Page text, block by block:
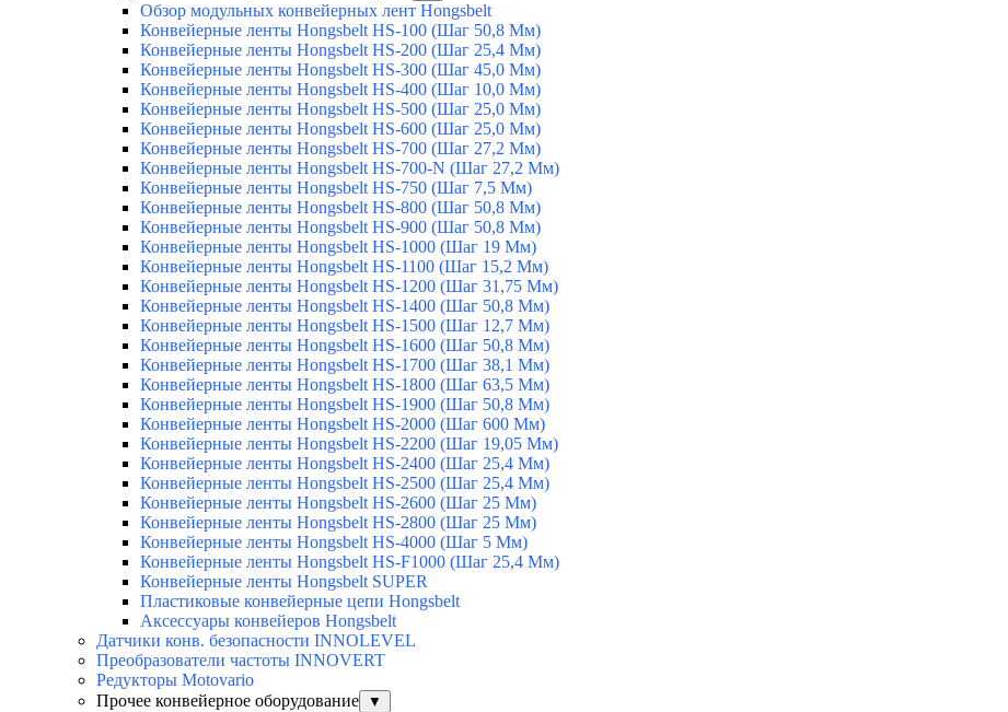
Обзор модульных конвейерных лент Hongsbelt
Конвейерные ленты Hongsbelt HS-100 (Шаг 50,8 Мм)
Конвейерные ленты Hongsbelt HS-200 (Шаг 25,4 Мм)
Конвейерные ленты Hongsbelt HS-300 (Шаг 45,0 Мм)
Конвейерные ленты Hongsbelt HS-400 (Шаг 10,0 Мм)
Конвейерные ленты Hongsbelt HS-500 (Шаг 25,0 Мм)
Конвейерные ленты Hongsbelt HS-600 (Шаг 25,0 Мм)
Конвейерные ленты Hongsbelt HS-700 (Шаг 27,2 Мм)
Конвейерные ленты Hongsbelt HS-700-N (Шаг 27,2 Мм)
Конвейерные ленты Hongsbelt HS-750 (Шаг 7,5 Мм)
Конвейерные ленты Hongsbelt HS-800 (Шаг 50,8 Мм)
Конвейерные ленты Hongsbelt HS-900 (Шаг 50,8 Мм)
Конвейерные ленты Hongsbelt HS-1000 (Шаг 19 Мм)
Конвейерные ленты Hongsbelt HS-1100 (Шаг 15,2 Мм)
Конвейерные ленты Hongsbelt HS-1200 (Шаг 31,75 Мм)
Конвейерные ленты Hongsbelt HS-1400 (Шаг 50,8 Мм)
Конвейерные ленты Hongsbelt HS-1500 (Шаг 12,7 Мм)
Конвейерные ленты Hongsbelt HS-1600 (Шаг 50,8 Мм)
Конвейерные ленты Hongsbelt HS-1700 (Шаг 38,1 Мм)
Конвейерные ленты Hongsbelt HS-1800 (Шаг 63,5 Мм)
Конвейерные ленты Hongsbelt HS-1900 (Шаг 50,8 Мм)
Конвейерные ленты Hongsbelt HS-2000 (Шаг 600 Мм)
Конвейерные ленты Hongsbelt HS-2200 (Шаг 19,05 Мм)
Конвейерные ленты Hongsbelt HS-2400 (Шаг 25,4 Мм)
Конвейерные ленты Hongsbelt HS-2500 (Шаг 25,4 Мм)
Конвейерные ленты Hongsbelt HS-2600 (Шаг 25 Мм)
Конвейерные ленты Hongsbelt HS-2800 (Шаг 25 Мм)
Конвейерные ленты Hongsbelt HS-4000 (Шаг 5 Мм)
Конвейерные ленты Hongsbelt HS-F1000 (Шаг 25,4 Мм)
Конвейерные ленты Hongsbelt SUPER
Пластиковые конвейерные цепи Hongsbelt
Аксессуары конвейеров Hongsbelt
Датчики конв. безопасности INNOLEVEL
Преобразователи частоты INNOVERT
Редукторы Motovario
Прочее конвейерное оборудование
▼